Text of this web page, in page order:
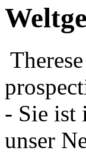
- Sie ist
unser